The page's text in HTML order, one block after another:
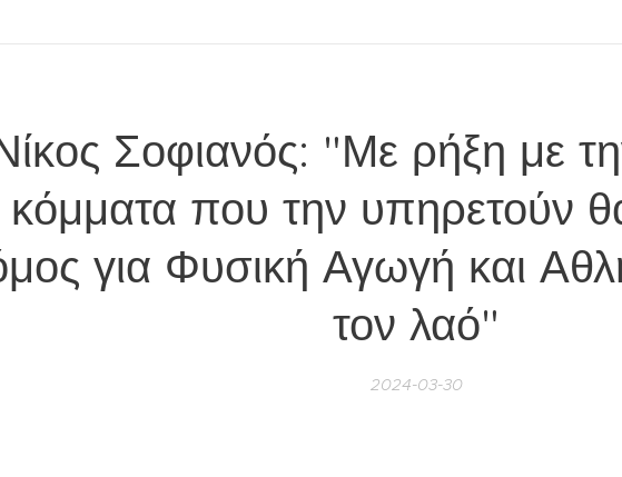
Σοφιανός: "Με ρήξη με
κόμματα που την υπηρετούν
για Φυσική Αγωγή και
τον λαό"
2024-03-30